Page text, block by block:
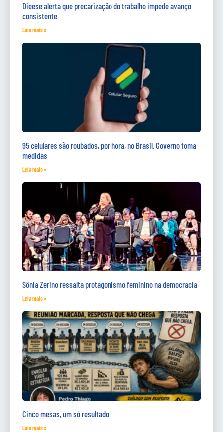
Dieese alerta que precarização do trabalho impede avanço
consistente
Leia mais »
95 celulares são roubados, por hora, no Brasil. Governo toma
medidas
Leia mais »
Sônia Zerino ressalta protagonismo feminino na democracia
Leia mais »
Cinco mesas, um só resultado
Leia mais »